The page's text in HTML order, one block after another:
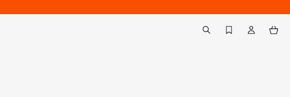
Torna a Il mio account